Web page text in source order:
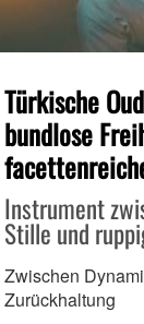
Türkische
bundlose
Instrument
Stille und
Zwischen
Zurückhaltung